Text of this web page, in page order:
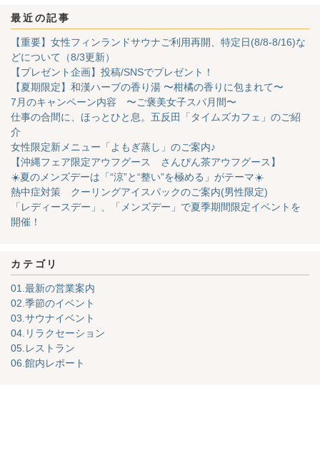
最近の記事
【重要】女性フィンランドサウナご利用再開、特定日(8/8-8/16)な
どについて（8/3更新）
【プレゼント企画】投稿/SNSでプレゼント！
【夏期限定】和漢ハーブの香り湯 〜柑橘の香りに包まれて〜
7月のキャンペーン内容 〜ご褒美女子スパ月間〜
仕事の合間に、ほっとひと息。五反田「タイムズカフェ」のご紹
介
女性限定新メニュー「よもぎ蒸し」のご案内♪
【沖縄フェア限定アウフグース さんぴん茶アウフグース】
☀️夏のメンズデーは「“涼”と“整い”を極める」がテーマ☀️
熱中症対策 クーリングアイスパックのご案内(男性限定)
「レディースデー」、「メンズデー」で夏季期間限定イベントを
開催！
カテゴリ
01.最新の営業案内
02.季節のイベント
03.サウナイベント
04.リラクセーション
05.レストラン
06.館内レポート